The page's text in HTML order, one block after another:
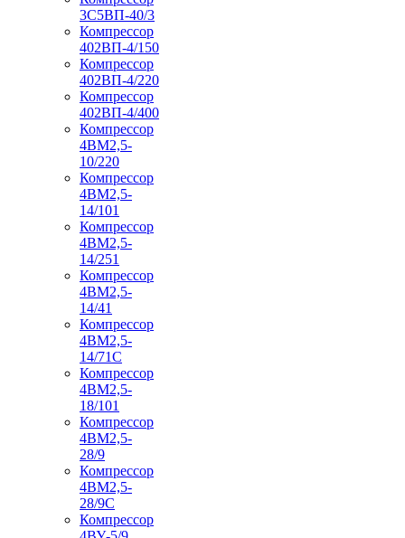
3С5ВП-40/3
Компрессор
402ВП-4/150
Компрессор
402ВП-4/220
Компрессор
402ВП-4/400
Компрессор
4ВМ2,5-
10/220
Компрессор
4ВМ2,5-
14/101
Компрессор
4ВМ2,5-
14/251
Компрессор
4ВМ2,5-
14/41
Компрессор
4ВМ2,5-
14/71C
Компрессор
4ВМ2,5-
18/101
Компрессор
4ВМ2,5-
28/9
Компрессор
4ВМ2,5-
28/9С
Компрессор